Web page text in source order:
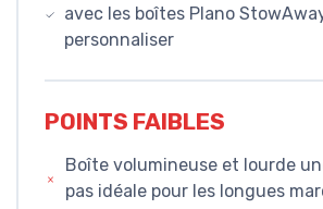
avec les boîtes Plano
personnaliser
POINTS FAIBLES
Boîte volumineuse et lourde
pas idéale pour les longues